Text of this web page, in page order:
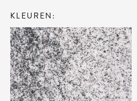
KLEUREN